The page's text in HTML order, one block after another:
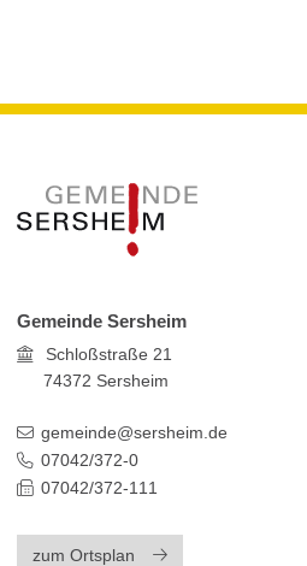
Gemeinde Sersheim
Schloßstraße 21
74372 Sersheim
gemeinde@sersheim.de
07042/372-0
07042/372-111
zum Ortsplan